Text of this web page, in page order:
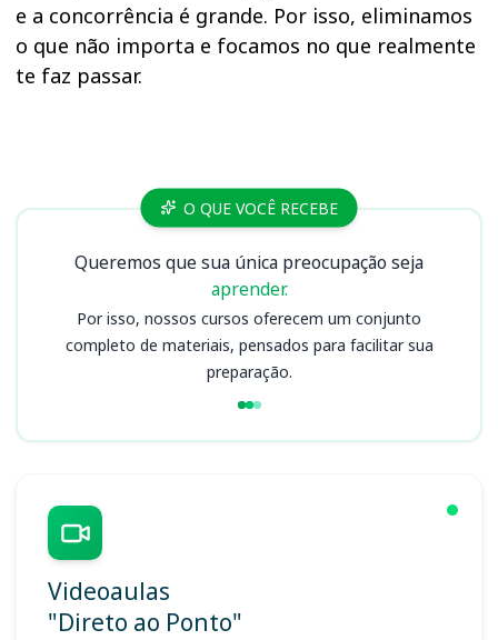
e a concorrência é grande. Por isso, eliminamos
o que não importa e focamos no que realmente
te faz passar.
Cursos O QUE VOCÊ RECEBE
Queremos que sua única preocupação seja
aprender.
Por isso, nossos cursos oferecem um conjunto
completo de materiais, pensados para facilitar sua
preparação.
Videoaulas
"Direto ao Ponto"